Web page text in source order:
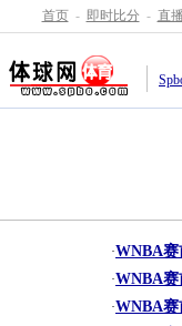
首页 - 即时比分 - 直
·WNBA赛
·WNBA赛
·WNBA赛